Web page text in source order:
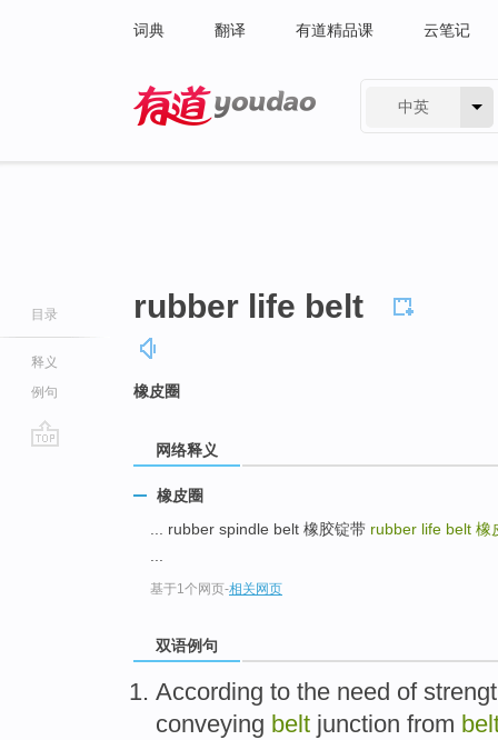
词典 翻译 有道精品课 云笔记
中英
目录
释义
例句
rubber life belt
橡皮圈
网络释义
橡皮圈
... rubber spindle belt 橡胶锭带 rubber life belt 橡
基于1个网页-相关网页
双语例句
According to the need of
conveying belt junction from